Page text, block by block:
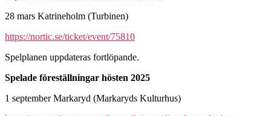
28 mars Katrineholm (Turbinen)
https://nortic.se/ticket/event/75810
Spelplanen uppdateras fortlöpande.
Spelade föreställningar hösten 2025
1 september Markaryd (Markaryds Kulturhus)